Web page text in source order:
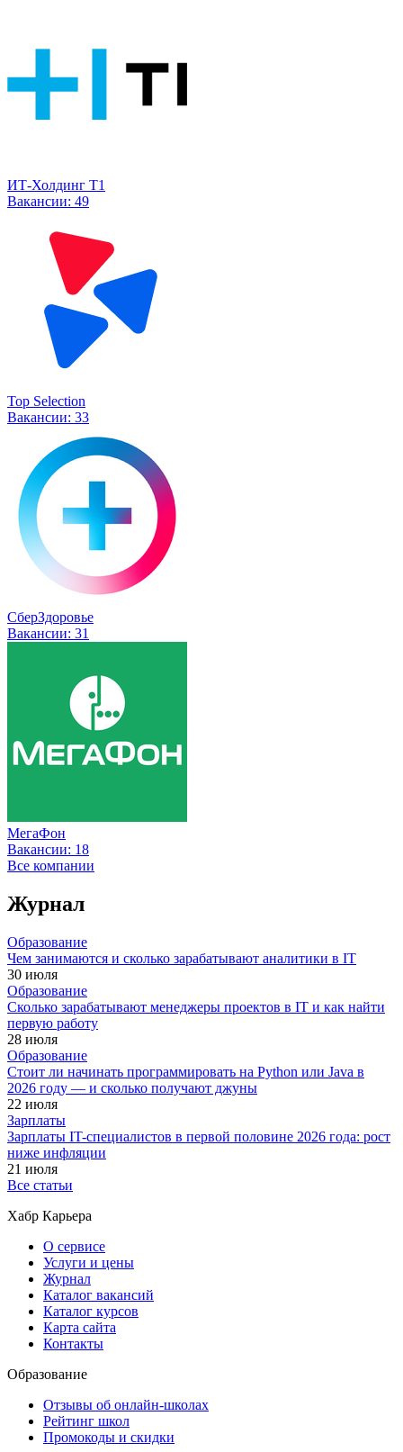
ИТ-Холдинг Т1
Вакансии: 49
Top Selection
Вакансии: 33
СберЗдоровье
Вакансии: 31
МегаФон
Вакансии: 18
Все компании
Журнал
Образование
Чем занимаются и сколько зарабатывают аналитики в IT
30 июля
Образование
Сколько зарабатывают менеджеры проектов в IT и как найти
первую работу
28 июля
Образование
Стоит ли начинать программировать на Python или Java в
2026 году — и сколько получают джуны
22 июля
Зарплаты
Зарплаты IT-специалистов в первой половине 2026 года: рост
ниже инфляции
21 июля
Все статьи
Хабр Карьера
О сервисе
Услуги и цены
Журнал
Каталог вакансий
Каталог курсов
Карта сайта
Контакты
Образование
Отзывы об онлайн-школах
Рейтинг школ
Промокоды и скидки